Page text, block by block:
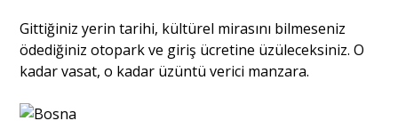
Gittiğiniz yerin tarihi, kültürel mirasını bilmeseniz
ödediğiniz otopark ve giriş ücretine üzüleceksiniz. O
kadar vasat, o kadar üzüntü verici manzara.